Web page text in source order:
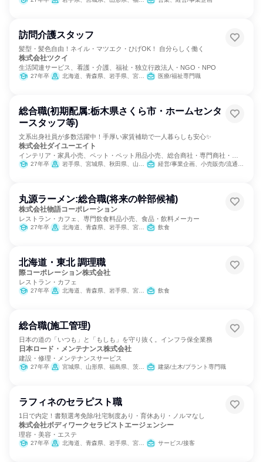
訪問介護スタッフ
髪型・髪色自由！ネイル・マツエク・ひげOK！ 自分らしく働く
株式会社ツクイ
生活関連サービス、看護・介護、福祉・独立行政法人・NGO・NPO
27年卒 北海道、青森県、岩手県、宮城県、秋田県、山形県、福島県、茨城県、栃木県、群馬県、埼玉県、千葉県、東京都、神奈川県、新潟県、富山県、石川県、福井県、山梨県、長野県、岐阜県、静岡県、愛知県、三重県、滋賀県、京都府、大阪府、兵庫県、奈良県、和歌山県、鳥取県、島根県、岡山県、広島県、山口県、徳島県、香川県、愛媛県、高知県、福岡県、佐賀県、長崎県、熊本県、大分県、宮崎県、鹿児島県、沖縄県 医療/福祉専門職
総合職(初期配属:栃木県さくら市・ホームセンタ
ースタッフ等)
文系出身社員が多数活躍中！手厚い家賃補助で一人暮らしも安心✨
株式会社ダイユーエイト
インテリア・家具小売、ペット・ペット用品小売、総合商社・専門商社・卸
売
27年卒 岩手県、宮城県、秋田県、山形県、福島県、茨城県、栃木県、新潟県 経営/事業企画、小売販売/流通、SCM/生産管理/購買/物流
丸源ラーメン:総合職(将来の幹部候補)
株式会社物語コーポレーション
レストラン・カフェ、専門飲食料品小売、食品・飲料メーカー
27年卒 北海道、青森県、岩手県、宮城県、秋田県、山形県、福島県、茨城県、栃木県、群馬県、埼玉県、千葉県、東京都、神奈川県、新潟県、富山県、石川県、福井県、山梨県、長野県、岐阜県、静岡県、愛知県、三重県、滋賀県、京都府、大阪府、兵庫県、奈良県、和歌山県、鳥取県、島根県、岡山県、広島県、山口県、徳島県、香川県、愛媛県、高知県、福岡県、佐賀県、長崎県、熊本県、大分県、宮崎県、鹿児島県、沖縄県 飲食
北海道・東北 調理職
際コーポレーション株式会社
レストラン・カフェ
27年卒 北海道、青森県、岩手県、宮城県、秋田県、山形県、福島県 飲食
総合職(施工管理)
日本の道の「いつも」と「もしも」を守り抜く。インフラ保全業務
日本ロード・メンテナンス株式会社
建設・修理・メンテナンスサービス
27年卒 宮城県、山形県、福島県、茨城県、栃木県、埼玉県、千葉県、東京都、神奈川県、静岡県、愛知県 建築/土木/プラント専門職
ラフィネのセラピスト職
1日で内定！書類選考免除/社宅制度あり・育休あり・ノルマなし
株式会社ボディワークセラピストエージェンシー
理容・美容・エステ
27年卒 北海道、青森県、岩手県、宮城県、秋田県、山形県、福島県、茨城県、栃木県、群馬県、埼玉県、千葉県、東京都、神奈川県、新潟県、富山県、石川県、福井県、山梨県、長野県、岐阜県、静岡県、愛知県、三重県、滋賀県、京都府、大阪府、兵庫県、奈良県、和歌山県、鳥取県、島根県、岡山県、広島県、山口県、徳島県、香川県、愛媛県、高知県、福岡県、佐賀県、長崎県、熊本県、大分県、宮崎県、鹿児島県、沖縄県 サービス/接客